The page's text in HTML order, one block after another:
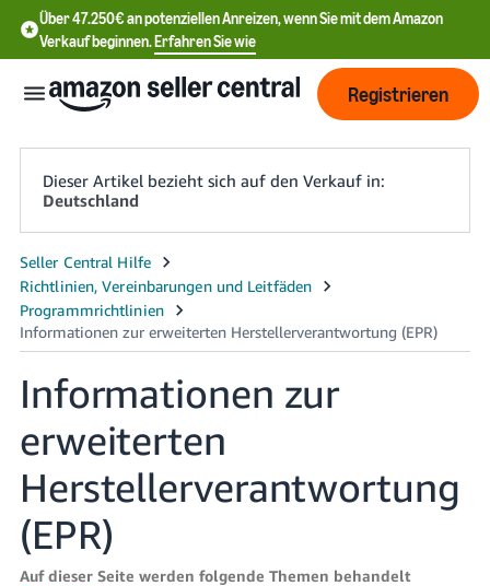
Über 47.250€ an potenziellen Anreizen, wenn Sie mit dem Amazon
Verkauf beginnen.Erfahren Sie wie
中
文
-
CN
English
- DE
中
文
-
TW
Registrieren
Dieser Artikel bezieht sich auf den Verkauf in:
Deutschland
Informationen zur
erweiterten
Herstellerverantwortung
(EPR)
Auf dieser Seite werden folgende Themen behandelt